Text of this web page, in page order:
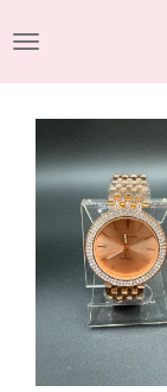
direct
naar
hoofdinhoud